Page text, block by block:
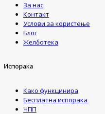
За нас
Контакт
Услови за користење
Блог
Желботека
Испорака
Како функцинира
Бесплатна испорака
ЧПП